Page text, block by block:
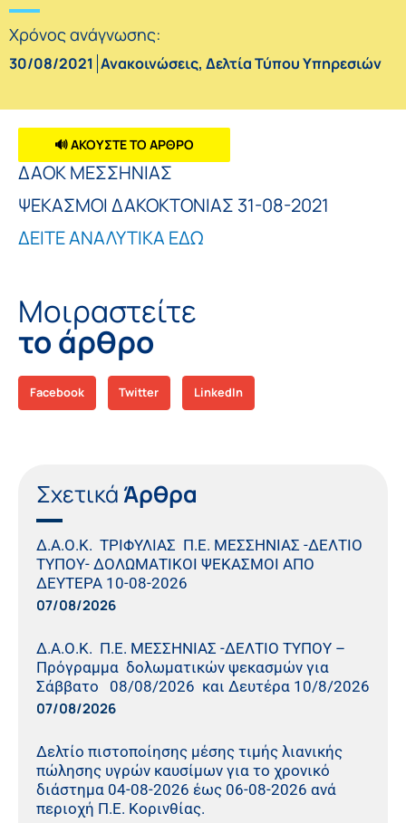
Χρόνος ανάγνωσης:
30/08/2021 Ανακοινώσεις, Δελτία Τύπου Υπηρεσιών
🔊 ΑΚΟΥΣΤΕ ΤΟ ΑΡΘΡΟ
ΔΑΟΚ ΜΕΣΣΗΝΙΑΣ
ΨΕΚΑΣΜΟΙ ΔΑΚΟΚΤΟΝΙΑΣ 31-08-2021
ΔΕΙΤΕ ΑΝΑΛΥΤΙΚΑ ΕΔΩ
Μοιραστείτε
το άρθρο
Facebook Twitter LinkedIn
Σχετικά Άρθρα
Δ.Α.Ο.Κ. ΤΡΙΦΥΛΙΑΣ Π.Ε. ΜΕΣΣΗΝΙΑΣ -ΔΕΛΤΙΟ
ΤΥΠΟΥ- ΔΟΛΩΜΑΤΙΚΟΙ ΨΕΚΑΣΜΟΙ ΑΠΟ
ΔΕΥΤΕΡΑ 10-08-2026
07/08/2026
Δ.Α.Ο.Κ. Π.Ε. ΜΕΣΣΗΝΙΑΣ -ΔΕΛΤΙΟ ΤΥΠΟΥ –
Πρόγραμμα δολωματικών ψεκασμών για
Σάββατο 08/08/2026 και Δευτέρα 10/8/2026
07/08/2026
Δελτίο πιστοποίησης μέσης τιμής λιανικής
πώλησης υγρών καυσίμων για το χρονικό
διάστημα 04-08-2026 έως 06-08-2026 ανά
περιοχή Π.Ε. Κορινθίας.